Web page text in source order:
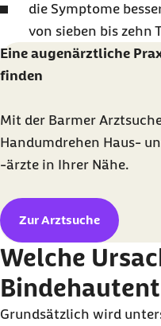
die Symptome
von sieben bis zehn
Eine augenärztliche
finden
Mit der Barmer
Handumdrehen Haus-
-ärzte in Ihrer Nähe.
Zur Arztsuche
Welche
Grundsätzlich wird